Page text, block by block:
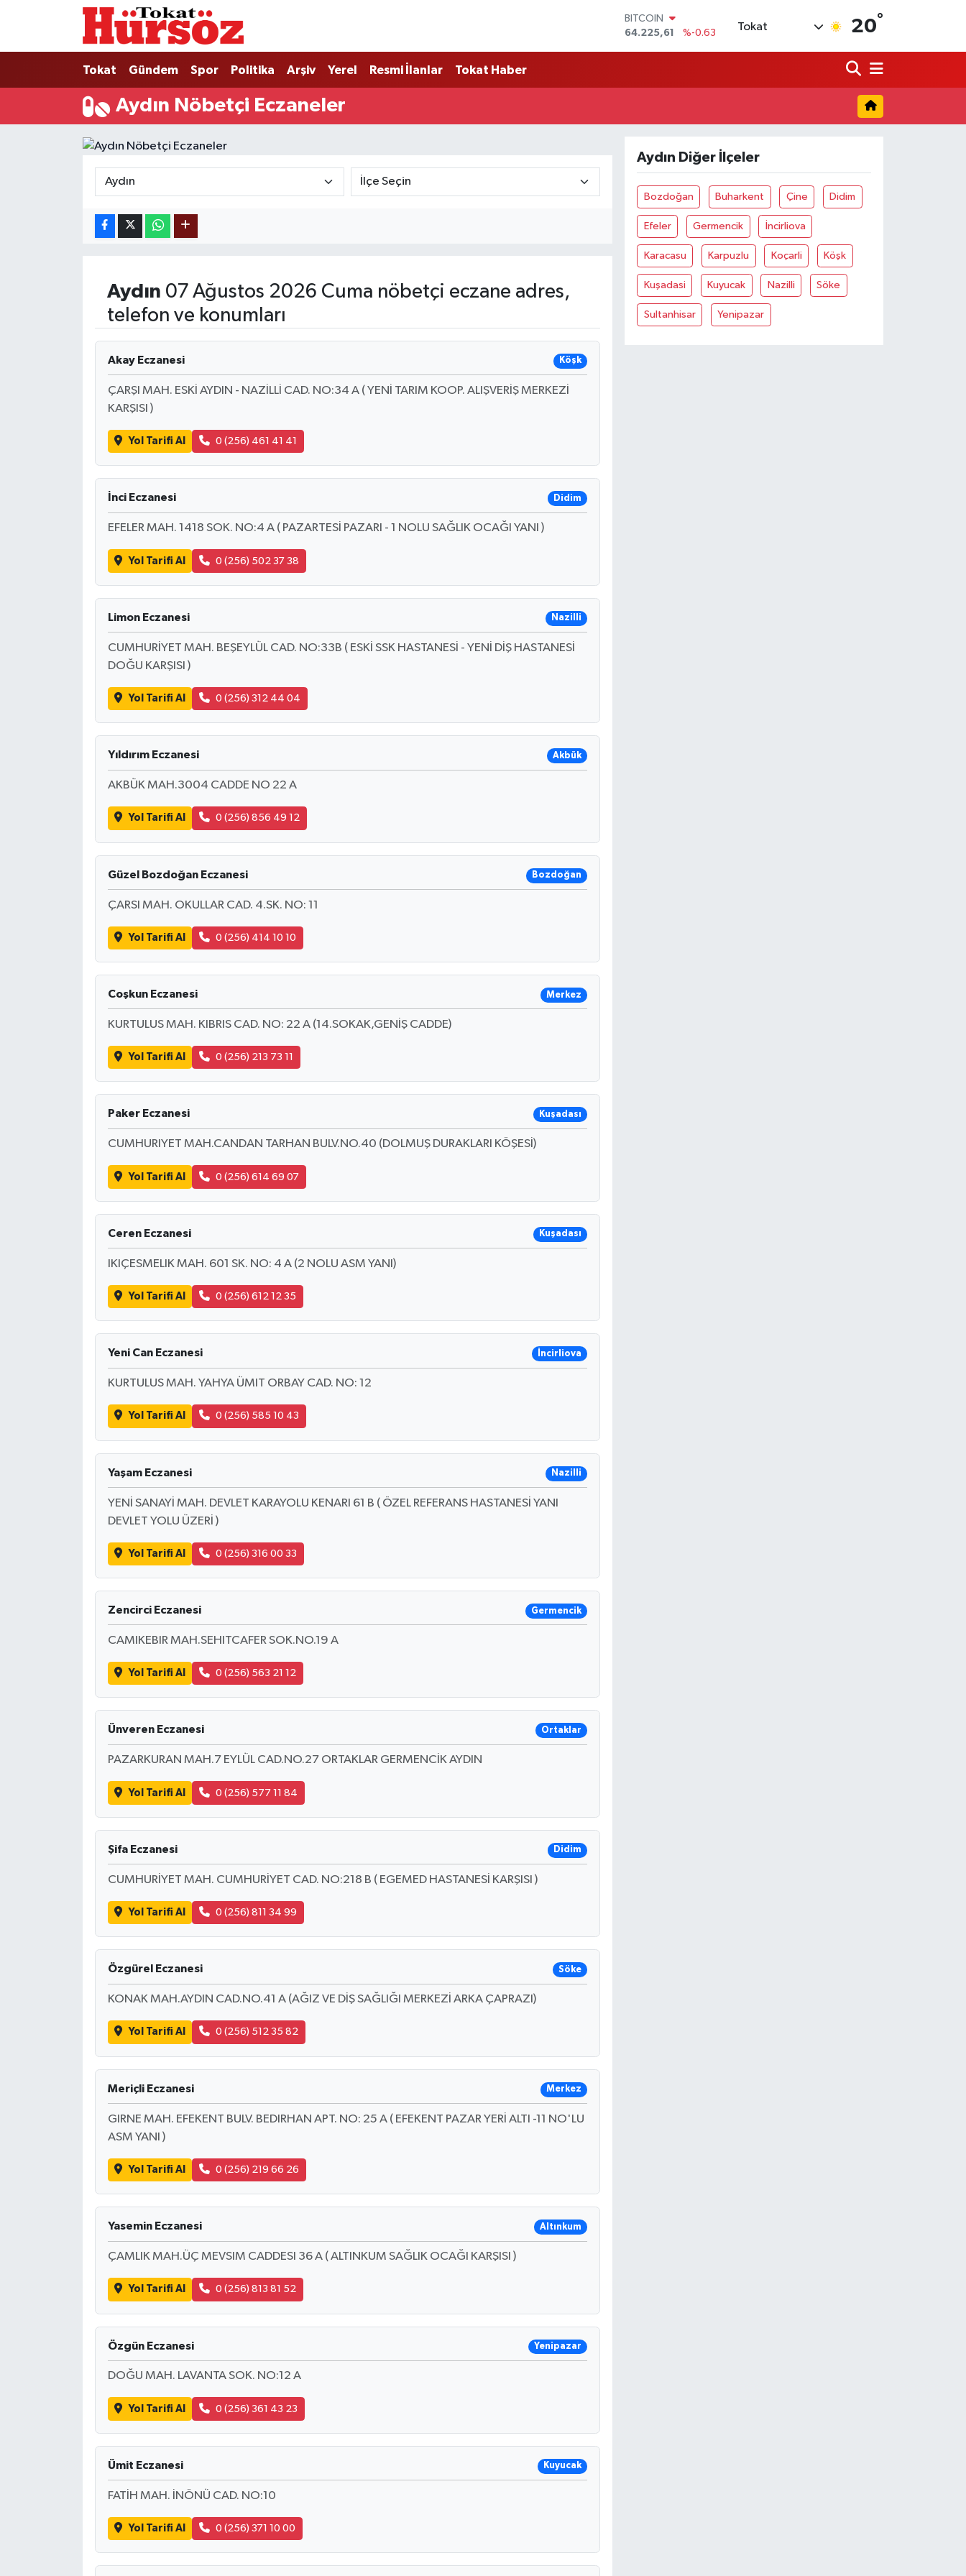
DOLAR
47,7143
%0.16
Tokat 20°
Tokat Gündem Spor Politika Arşiv Yerel Resmi İlanlar Tokat Haber
Aydın Nöbetçi Eczaneler
Aydın 07 Ağustos 2026 Cuma nöbetçi eczane adres,
telefon ve konumları
Akay Eczanesi Köşk
ÇARŞI MAH. ESKİ AYDIN - NAZİLLİ CAD. NO:34 A ( YENİ TARIM KOOP. ALIŞVERİŞ MERKEZİ
KARŞISI )
Yol Tarifi Al 0 (256) 461 41 41
İnci Eczanesi Didim
EFELER MAH. 1418 SOK. NO:4 A ( PAZARTESİ PAZARI - 1 NOLU SAĞLIK OCAĞI YANI )
Yol Tarifi Al 0 (256) 502 37 38
Limon Eczanesi Nazilli
CUMHURİYET MAH. BEŞEYLÜL CAD. NO:33B ( ESKİ SSK HASTANESİ - YENİ DİŞ HASTANESİ
DOĞU KARŞISI )
Yol Tarifi Al 0 (256) 312 44 04
Yıldırım Eczanesi Akbük
AKBÜK MAH.3004 CADDE NO 22 A
Yol Tarifi Al 0 (256) 856 49 12
Güzel Bozdoğan Eczanesi Bozdoğan
ÇARSI MAH. OKULLAR CAD. 4.SK. NO: 11
Yol Tarifi Al 0 (256) 414 10 10
Coşkun Eczanesi Merkez
KURTULUS MAH. KIBRIS CAD. NO: 22 A (14.SOKAK,GENİŞ CADDE)
Yol Tarifi Al 0 (256) 213 73 11
Paker Eczanesi Kuşadası
CUMHURIYET MAH.CANDAN TARHAN BULV.NO.40 (DOLMUŞ DURAKLARI KÖŞESİ)
Yol Tarifi Al 0 (256) 614 69 07
Ceren Eczanesi Kuşadası
IKIÇESMELIK MAH. 601 SK. NO: 4 A (2 NOLU ASM YANI)
Yol Tarifi Al 0 (256) 612 12 35
Yeni Can Eczanesi İncirliova
KURTULUS MAH. YAHYA ÜMIT ORBAY CAD. NO: 12
Yol Tarifi Al 0 (256) 585 10 43
Yaşam Eczanesi Nazilli
YENİ SANAYİ MAH. DEVLET KARAYOLU KENARI 61 B ( ÖZEL REFERANS HASTANESİ YANI
DEVLET YOLU ÜZERİ )
Yol Tarifi Al 0 (256) 316 00 33
Zencirci Eczanesi Germencik
CAMIKEBIR MAH.SEHITCAFER SOK.NO.19 A
Yol Tarifi Al 0 (256) 563 21 12
Ünveren Eczanesi Ortaklar
PAZARKURAN MAH.7 EYLÜL CAD.NO.27 ORTAKLAR GERMENCİK AYDIN
Yol Tarifi Al 0 (256) 577 11 84
Şifa Eczanesi Didim
CUMHURİYET MAH. CUMHURİYET CAD. NO:218 B ( EGEMED HASTANESİ KARŞISI )
Yol Tarifi Al 0 (256) 811 34 99
Özgürel Eczanesi Söke
KONAK MAH.AYDIN CAD.NO.41 A (AĞIZ VE DİŞ SAĞLIĞI MERKEZİ ARKA ÇAPRAZI)
Yol Tarifi Al 0 (256) 512 35 82
Meriçli Eczanesi Merkez
GIRNE MAH. EFEKENT BULV. BEDIRHAN APT. NO: 25 A ( EFEKENT PAZAR YERİ ALTI -11 NO'LU
ASM YANI )
Yol Tarifi Al 0 (256) 219 66 26
Yasemin Eczanesi Altınkum
ÇAMLIK MAH.ÜÇ MEVSIM CADDESI 36 A ( ALTINKUM SAĞLIK OCAĞI KARŞISI )
Yol Tarifi Al 0 (256) 813 81 52
Özgün Eczanesi Yenipazar
DOĞU MAH. LAVANTA SOK. NO:12 A
Yol Tarifi Al 0 (256) 361 43 23
Ümit Eczanesi Kuyucak
FATİH MAH. İNÖNÜ CAD. NO:10
Yol Tarifi Al 0 (256) 371 10 00
Aydın Diğer İlçeler
Bozdoğan Buharkent Çine Didim
Efeler Germencik İncirliova
Karacasu Karpuzlu Koçarli Köşk
Kuşadasi Kuyucak Nazilli Söke
Sultanhisar Yenipazar
Tokat
Türkiye Gündemi
Gündem
Nöbetçi Eczaneler
Hava Durumu
Tokat Namaz Vakitleri
Tüm Manşetler
Haber Arşivi